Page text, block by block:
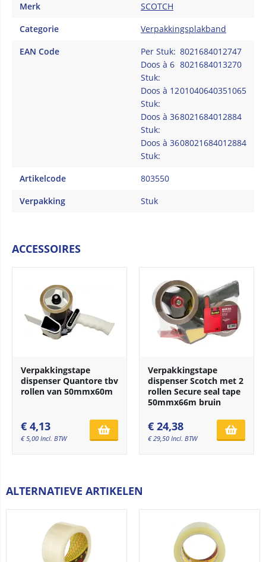
Merk
SCOTCH
Categorie
Verpakkingsplakband
EAN Code
Per Stuk: 8021684012747
Doos à 6
Stuk:
8021684013270
Doos à 12
Stuk:
01040640351065
Doos à 36
Stuk:
8021684012884
Doos à 36
Stuk:
08021684012884
Artikelcode
803550
Verpakking
Stuk
ACCESSOIRES
Verpakkingstape
dispenser Quantore tbv
rollen van 50mmx60m
€ 4,13
€5,00 Incl. BTW
Verpakkingstape
dispenser Scotch met 2
rollen Secure seal tape
50mmx66m bruin
€ 24,38
€29,50 Incl. BTW
ALTERNATIEVE ARTIKELEN